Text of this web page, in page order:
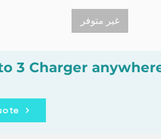
غير متوفر
3 Charger